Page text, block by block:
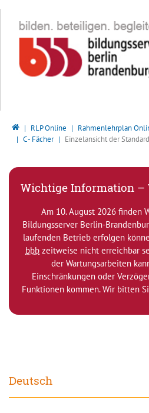
Bildungsserver Berlin - Brandenburg
RLP Online
Rahmenlehrplan
C - Fächer
Einzelansicht der
Wichtige Information –
Am 10. August 2026 finden
Bildungsserver Berlin-
laufenden Betrieb erfolgen
bbb zeitweise nicht erreichbar
der Wartungsarbeiten
Einschränkungen oder
Funktionen kommen. Wir bitten
Deutsch